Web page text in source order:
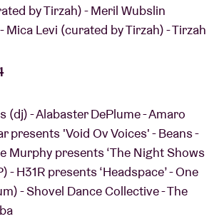
by Tirzah) - Meril Wubslin
Mica Levi (curated by Tirzah) - Tirzah
(dj) - Alabaster DePlume - Amaro
presents 'Void Ov Voices' - Beans -
Murphy presents ‘The Night Shows
- H31R presents ‘Headspace’ - One
- Shovel Dance Collective - The